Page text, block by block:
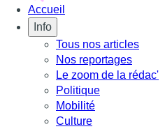
Accueil
Info
Tous nos articles
Nos reportages
Le zoom de la rédac'
Politique
Mobilité
Culture